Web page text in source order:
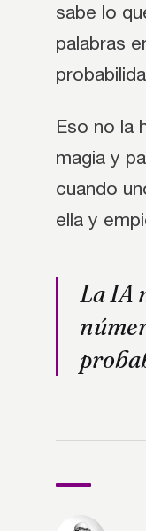
sabe lo
palabras
Eso no la
magia y
cuando
ella y
La IA